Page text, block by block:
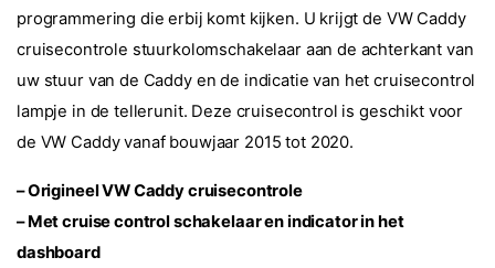
programmering die erbij komt kijken. U krijgt de VW Caddy
cruisecontrole stuurkolomschakelaar aan de achterkant van
uw stuur van de Caddy en de indicatie van het cruisecontrol
lampje in de tellerunit. Deze cruisecontrol is geschikt voor
de VW Caddy vanaf bouwjaar 2015 tot 2020.
– Origineel VW Caddy cruisecontrole
– Met cruise control schakelaar en indicator in het
dashboard